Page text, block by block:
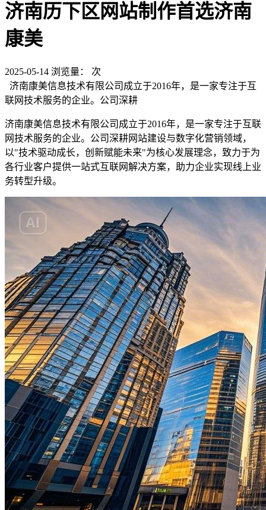
济南历下区网站制作首选济南
康美
2025-05-14 浏览量：
次
济南康美信息技术有限公司成立于2016年，是一家专注于互
联网技术服务的企业。公司深耕
济南康美信息技术有限公司成立于2016年，是一家专注于互联
网技术服务的企业。公司深耕网站建设与数字化营销领域，
以"技术驱动成长，创新赋能未来"为核心发展理念，致力于为
各行业客户提供一站式互联网解决方案，助力企业实现线上业
务转型升级。